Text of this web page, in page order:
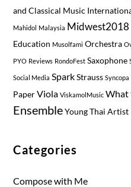
and Classical Music
Mahidol Malaysia Midwest2018
Education Musolfami Orchestra
PYO Reviews RondoFest Saxophone
Social Media Spark Strauss Syncopa
Paper Viola ViskamolMusic What
Ensemble Young Thai Artist
Categories
Compose with Me